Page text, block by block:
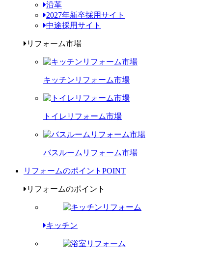
沿革
2027年新卒採用サイト
中途採用サイト
リフォーム市場
キッチンリフォーム市場
トイレリフォーム市場
バスルームリフォーム市場
リフォームのポイント POINT
リフォームのポイント
キッチン